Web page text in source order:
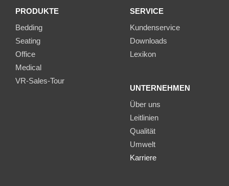
PRODUKTE
Bedding
Seating
Office
Medical
VR-Sales-Tour
SERVICE
Kundenservice
Downloads
Lexikon
UNTERNEHMEN
Über uns
Leitlinien
Qualität
Umwelt
Karriere